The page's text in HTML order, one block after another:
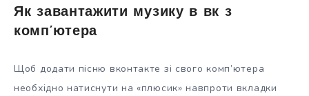
Як завантажити музику в вк з
комп’ютера
Щоб додати пісню вконтакте зі свого комп’ютера
необхідно натиснути на «плюсик» навпроти вкладки